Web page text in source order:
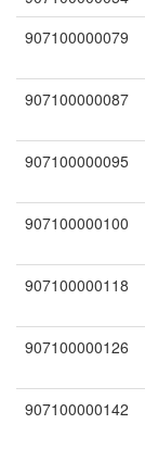
907100000079
907100000087
907100000095
907100000100
907100000118
907100000126
907100000142